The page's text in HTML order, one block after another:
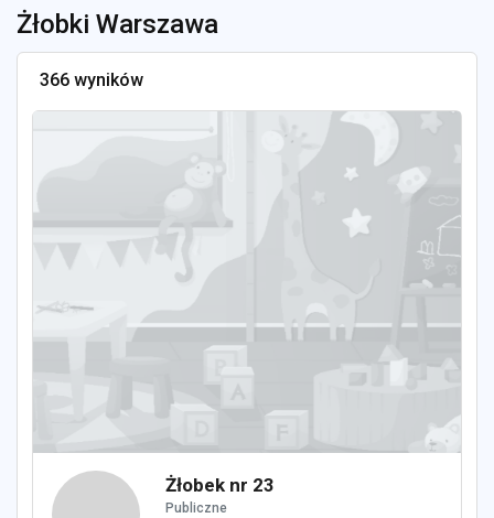
Żłobki Warszawa
366 wyników
Żłobek nr 23
Publiczne